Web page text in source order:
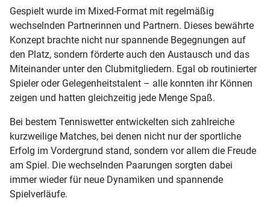
Gespielt wurde im Mixed-Format mit regelmäßig
wechselnden Partnerinnen und Partnern. Dieses bewährte
Konzept brachte nicht nur spannende Begegnungen auf
den Platz, sondern förderte auch den Austausch und das
Miteinander unter den Clubmitgliedern. Egal ob routinierter
Spieler oder Gelegenheitstalent – alle konnten ihr Können
zeigen und hatten gleichzeitig jede Menge Spaß.
Bei bestem Tenniswetter entwickelten sich zahlreiche
kurzweilige Matches, bei denen nicht nur der sportliche
Erfolg im Vordergrund stand, sondern vor allem die Freude
am Spiel. Die wechselnden Paarungen sorgten dabei
immer wieder für neue Dynamiken und spannende
Spielverläufe.